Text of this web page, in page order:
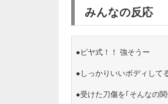
みんなの反応
●ピヤ式！！ 強そうー
●しっかりいいボディして
●受けた刀傷を｢そんなの